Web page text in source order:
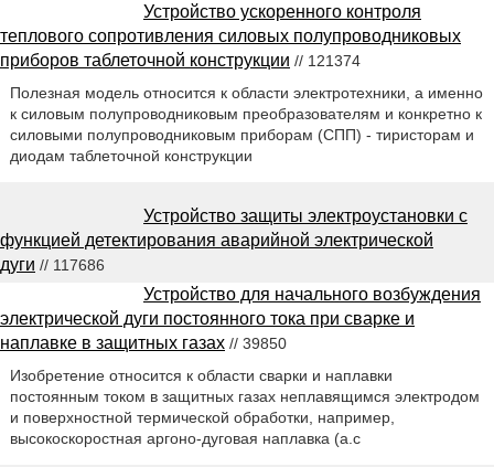
Устройство ускоренного контроля
теплового сопротивления силовых полупроводниковых
приборов таблеточной конструкции // 121374
Полезная модель относится к области электротехники, а именно
к силовым полупроводниковым преобразователям и конкретно к
силовыми полупроводниковым приборам (СПП) - тиристорам и
диодам таблеточной конструкции
Устройство защиты электроустановки с
функцией детектирования аварийной электрической
дуги // 117686
Устройство для начального возбуждения
электрической дуги постоянного тока при сварке и
наплавке в защитных газах // 39850
Изобретение относится к области сварки и наплавки
постоянным током в защитных газах неплавящимся электродом
и поверхностной термической обработки, например,
высокоскоростная аргоно-дуговая наплавка (а.с